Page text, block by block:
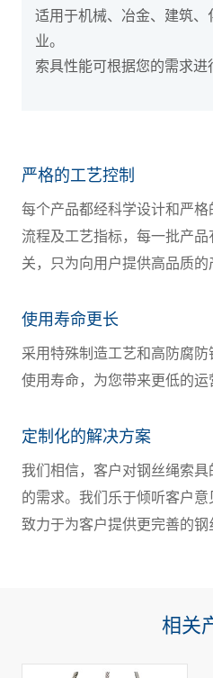
适用于机械、冶金、建筑
业。
索具性能可根据您的需求进
严格的工艺控制
每个产品都经科学设计和严
流程及工艺指标，每一批产
关，只为向用户提供高品质的
使用寿命更长
采用特殊制造工艺和高防腐
使用寿命，为您带来更低的运
定制化的解决方案
我们相信，客户对钢丝绳索
的需求。我们乐于倾听客户意
致力于为客户提供更完善的钢
相关